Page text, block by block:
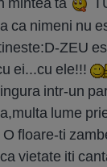
ca nimeni nu
ZEU
ei...cu ele!!!
intr-un
lume
O floare-ti
vietate iti